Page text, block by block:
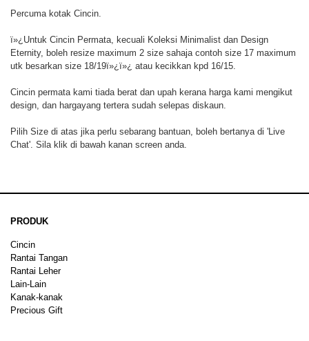
Percuma kotak Cincin.
ï»¿Untuk Cincin Permata, kecuali Koleksi Minimalist dan Design
Eternity, boleh resize maximum 2 size sahaja contoh size 17 maximum
utk besarkan size 18/19ï»¿ï»¿ atau kecikkan kpd 16/15.
Cincin permata kami tiada berat dan upah kerana harga kami mengikut
design, dan hargayang tertera sudah selepas diskaun.
Pilih Size di atas jika perlu sebarang bantuan, boleh bertanya di 'Live
Chat'. Sila klik di bawah kanan screen anda.
PRODUK
Cincin
Rantai Tangan
Rantai Leher
Lain-Lain
Kanak-kanak
Precious Gift